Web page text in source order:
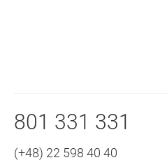
Nawigacja
Zadzwoń do
801 331 331
(+48) 22 598 40 40